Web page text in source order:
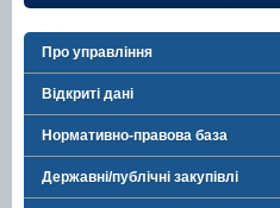
Про управління
Відкриті дані
Нормативно-правова база
Державні/публічні закупівлі